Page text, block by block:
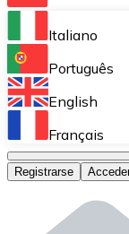
Bitnovo Ramp
Integra
Bitnovo
Bitnovo OTC
Bitnovo ATM
Italiano
Português
English
Français
Registrarse